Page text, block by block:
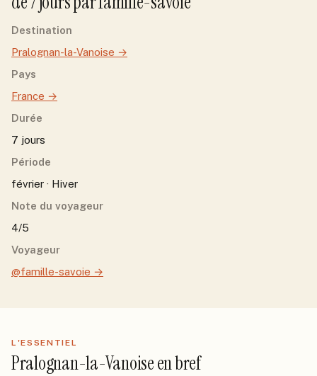
Destination
Pralognan-la-Vanoise →
Pays
France →
Durée
7 jours
Période
février · Hiver
Note du voyageur
4/5
Voyageur
@famille-savoie →
L'ESSENTIEL
Pralognan-la-Vanoiseen bref